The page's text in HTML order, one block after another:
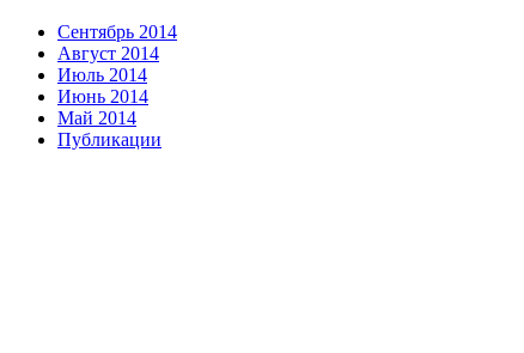
Сентябрь 2014
Август 2014
Июль 2014
Июнь 2014
Май 2014
Публикации